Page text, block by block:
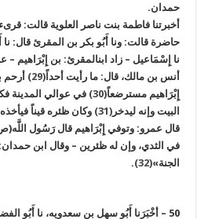
حمدان.
أخبرتنا فاطمة بنت ناصر العلوية قالت:
حاضرة قالت: ونا أَبُو بكر بن المقرئ قال: نا
نا إِسْمَاعيل – زاد ابن‏المقرئ: بن
أنس بن مالك، قال: ما رأيت أحداً(29)
أرحم
إِبْرَاهيم مسترضعاً(30)
في عوالي المدينة
البيت وإنه ليدخر(31)
وكان ظئره قيناً
قال عمرو: وتوفي إِبْرَاهيم قال رَسُول
في الثدي، وإن له ظئرين – وقال ابن
الجنة»(32)
.
50 – أخْبَرَنا أَبُو سهل بن سعدويه، نا أَبُو